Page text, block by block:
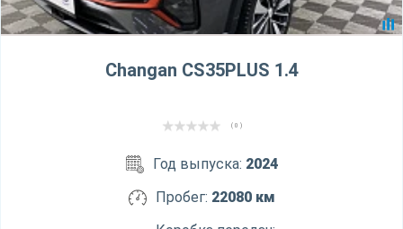
Changan CS35PLUS 1.4
( 0 )
Год выпуска: 2024
Пробег: 22080 км